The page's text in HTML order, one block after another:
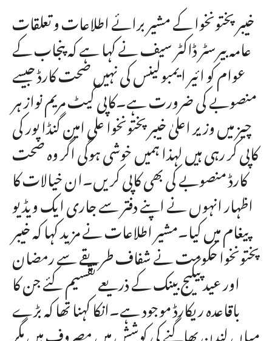
خیبر پختونخوا کے مشیر برائے اطلاعات و تعلقات
عامہ بیرسٹر ڈاکٹر سیف نے کہا ہے کہ پنجاب کے
عوام کو ائیر ایمبولینس کی نہیں صحت کارڈ جیسے
منصوبے کی ضرورت ہے۔کاپی کیٹ مریم نواز ہر
چیز میں وزیر اعلیٰ خیبر پختونخوا علی امین گنڈا پور کی
کاپی کر رہی ہیں لہذا ہمیں خوشی ہوگی اگر وہ صحت
کارڈ منصوبے کی بھی کاپی کریں۔ان خیالات کا
اظہار انہوں نے اپنے دفتر سے جاری ایک ویڈیو
پیغام میں کیا۔مشیر اطلاعات نے مزید کہا کہ خیبر
پختونخوا حکومت نے شفاف طریقے سے رمضان
اور عید پیکیج بینک کے ذریعے تقسیم کئے جن کا
باقاعدہ ریکارڈ موجود ہے۔انکا کہنا تھا کہ بڑے
میاں لندن بھاگنے کی کوشش میں مصروف ہیں مگر